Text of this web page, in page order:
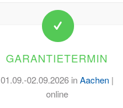
GARANTIETERMIN
01.09.-02.09.2026 inAachen|
online